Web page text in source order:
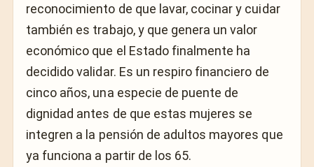
reconocimiento de que lavar, cocinar y cuidar
también es trabajo, y que genera un valor
económico que el Estado finalmente ha
decidido validar. Es un respiro financiero de
cinco años, una especie de puente de
dignidad antes de que estas mujeres se
integren a la pensión de adultos mayores que
ya funciona a partir de los 65.